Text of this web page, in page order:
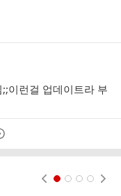
이런걸 업데이트라 부